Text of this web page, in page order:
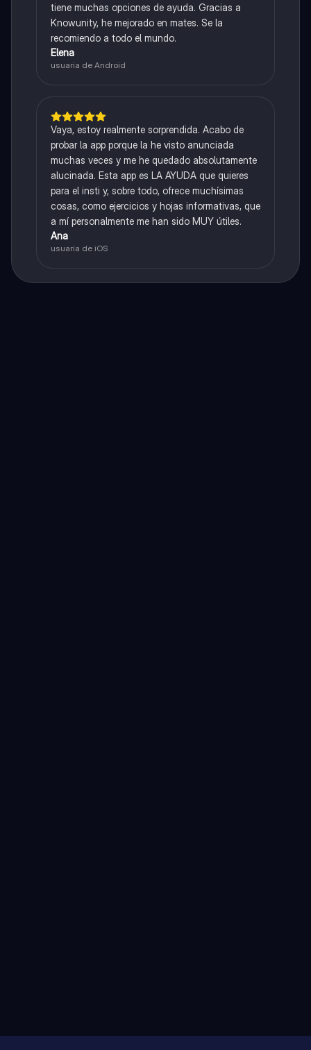
tiene muchas opciones de ayuda. Gracias a
Knowunity, he mejorado en mates. Se la
recomiendo a todo el mundo.
Elena
usuaria de Android
Vaya, estoy realmente sorprendida. Acabo de
probar la app porque la he visto anunciada
muchas veces y me he quedado absolutamente
alucinada. Esta app es LA AYUDA que quieres
para el insti y, sobre todo, ofrece muchísimas
cosas, como ejercicios y hojas informativas, que
a mí personalmente me han sido MUY útiles.
Ana
usuaria de iOS